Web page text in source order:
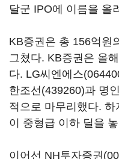
달군 IPO에 이름을 올
KB증권은 총 156억원
그쳤다. KB증권은 올
다. LG씨엔에스
한조선(439260)과 명
적으로 마무리했다.
이 중형급 이하 딜을
이어선 NH투자증권